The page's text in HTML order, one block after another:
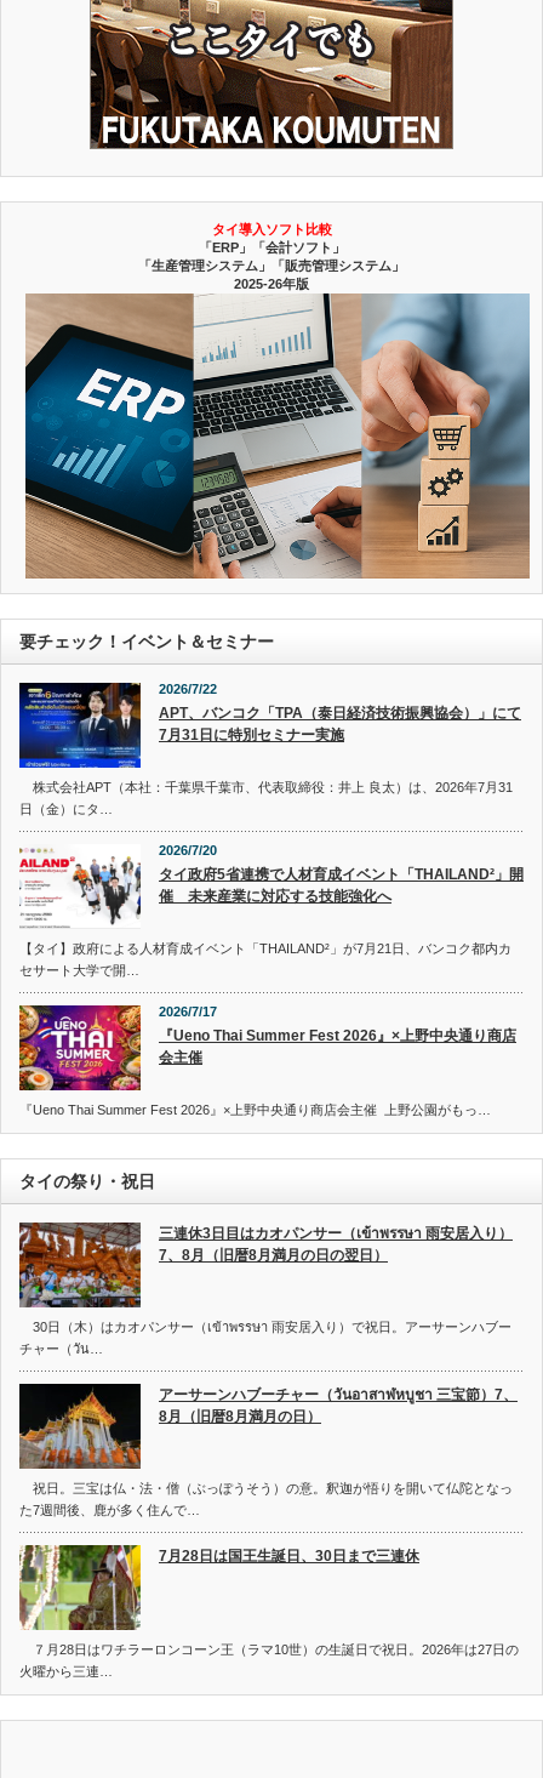
タイ導入ソフト比較
「ERP」「会計ソフト」
「生産管理システム」「販売管理システム」
2025-26年版
要チェック！イベント＆セミナー
2026/7/22
APT、バンコク「TPA（泰日経済技術振興協会）」にて
7月31日に特別セミナー実施
株式会社APT（本社：千葉県千葉市、代表取締役：井上 良太）は、2026年7月31
日（金）にタ…
2026/7/20
タイ政府5省連携で人材育成イベント「THAILAND²」開
催 未来産業に対応する技能強化へ
【タイ】政府による人材育成イベント「THAILAND²」が7月21日、バンコク都内カ
セサート大学で開…
2026/7/17
『Ueno Thai Summer Fest 2026』×上野中央通り商店
会主催
『Ueno Thai Summer Fest 2026』×上野中央通り商店会主催 上野公園がもっ…
タイの祭り・祝日
三連休3日目はカオパンサー（เข้าพรรษา 雨安居入り）
7、8月（旧暦8月満月の日の翌日）
30日（木）はカオパンサー（เข้าพรรษา 雨安居入り）で祝日。アーサーンハブー
チャー（วัน…
アーサーンハブーチャー（วันอาสาฬหบูชา 三宝節）7、
8月（旧暦8月満月の日）
祝日。三宝は仏・法・僧（ぶっぽうそう）の意。釈迦が悟りを開いて仏陀となっ
た7週間後、鹿が多く住んで…
7月28日は国王生誕日、30日まで三連休
７月28日はワチラーロンコーン王（ラマ10世）の生誕日で祝日。2026年は27日の
火曜から三連…